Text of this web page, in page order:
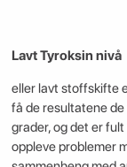
Lavt Tyroksin nivå
eller lavt stoffskifte
få de resultatene
grader, og det er
oppleve problemer